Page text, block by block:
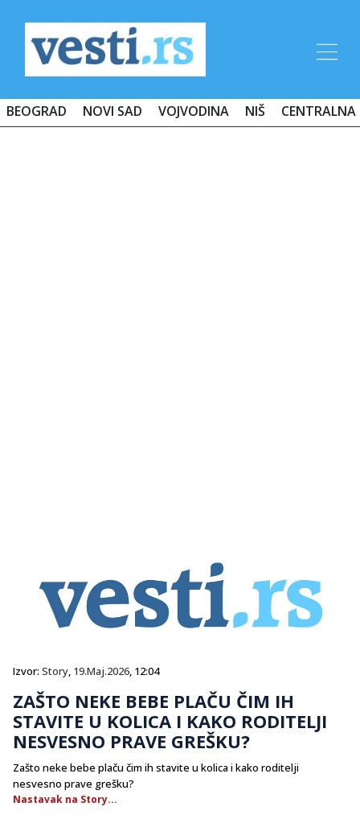
BEOGRAD NOVI SAD VOJVODINA NIŠ CENTRALNA
Izvor: Story, 19.Maj.2026, 12:04
ZAŠTO NEKE BEBE PLAČU ČIM IH
STAVITE U KOLICA I KAKO RODITELJI
NESVESNO PRAVE GREŠKU?
Zašto neke bebe plaču čim ih stavite u kolica i kako roditelji
nesvesno prave grešku?
Nastavak na Story...